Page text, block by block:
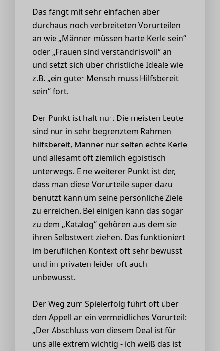
Das fängt mit sehr einfachen aber
durchaus noch verbreiteten Vorurteilen
an wie „Männer müssen harte Kerle sein“
oder „Frauen sind verständnisvoll“ an
und setzt sich über christliche Ideale wie
z.B. „ein guter Mensch muss Hilfsbereit
sein“ fort.
Der Punkt ist halt nur: Die meisten Leute
sind nur in sehr begrenztem Rahmen
hilfsbereit, Männer nur selten echte Kerle
und allesamt oft ziemlich egoistisch
unterwegs. Eine weiterer Punkt ist der,
dass man diese Vorurteile super dazu
benutzt kann um seine persönliche Ziele
zu erreichen. Bei einigen kann das sogar
zu dem „Katalog“ gehören aus dem sie
ihren Selbstwert ziehen. Das funktioniert
im beruflichen Kontext oft sehr bewusst
und im privaten leider oft auch
unbewusst.
Der Weg zum Spielerfolg führt oft über
den Appell an ein vermeidliches Vorurteil:
„Der Abschluss von diesem Deal ist für
uns alle extrem wichtig - ich weiß das ist